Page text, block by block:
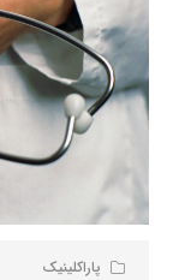
پاراکلینیک